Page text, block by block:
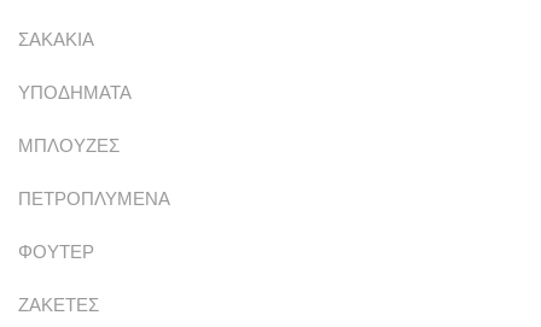
ΣΑΚΑΚΙΑ
ΥΠΟΔΗΜΑΤΑ
ΜΠΛΟΥΖΕΣ
ΠΕΤΡΟΠΛΥΜΕΝΑ
ΦΟΥΤΕΡ
ΖΑΚΕΤΕΣ